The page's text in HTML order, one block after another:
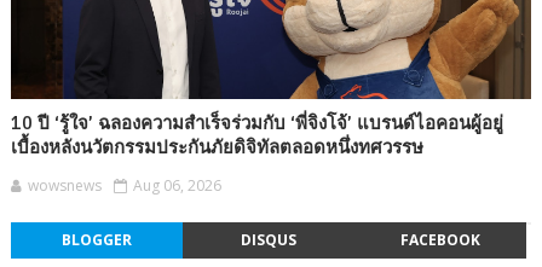
10 ปี ‘รู้ใจ’ ฉลองความสำเร็จร่วมกับ ‘พี่จิงโจ้’ แบรนด์ไอคอนผู้อยู่
เบื้องหลังนวัตกรรมประกันภัยดิจิทัลตลอดหนึ่งทศวรรษ
wowsnews Aug 06, 2026
BLOGGER DISQUS FACEBOOK